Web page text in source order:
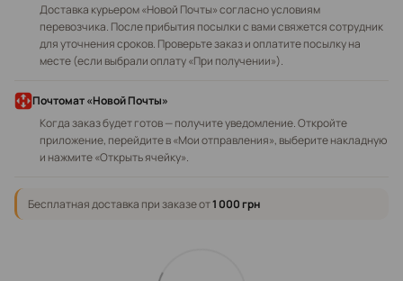
Доставка курьером «Новой Почты» согласно условиям
перевозчика. После прибытия посылки с вами свяжется сотрудник
для уточнения сроков. Проверьте заказ и оплатите посылку на
месте (если выбрали оплату «При получении»).
Почтомат «Новой Почты»
Когда заказ будет готов — получите уведомление. Откройте
приложение, перейдите в «Мои отправления», выберите накладную
и нажмите «Открыть ячейку».
Бесплатная доставка при заказе от1 000 грн